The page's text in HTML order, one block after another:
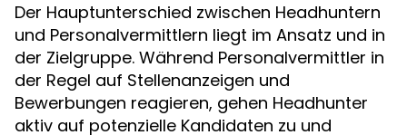
Der Hauptunterschied zwischen Headhuntern
und Personalvermittlern liegt im Ansatz und in
der Zielgruppe. Während Personalvermittler in
der Regel auf Stellenanzeigen und
Bewerbungen reagieren, gehen Headhunter
aktiv auf potenzielle Kandidaten zu und